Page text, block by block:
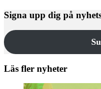
Signa upp dig på
Läs fler nyheter